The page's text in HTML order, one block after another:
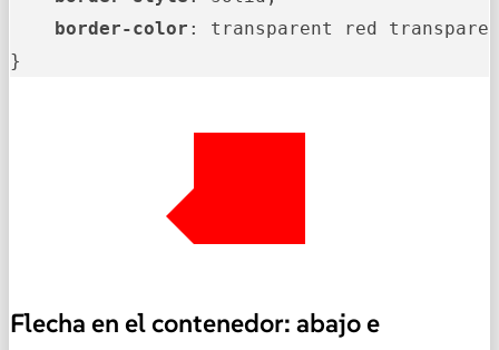
border-color : transparent red
}
Flecha en el contenedor: abajo e